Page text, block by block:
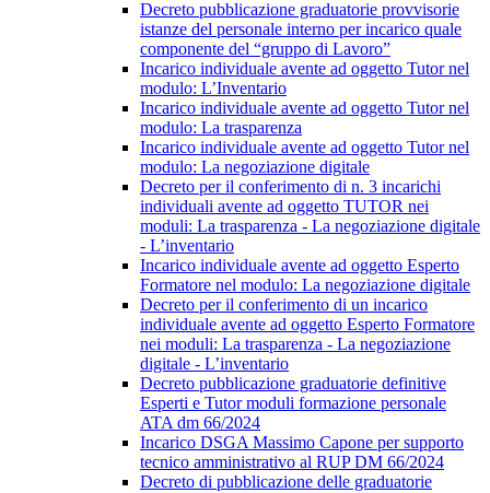
Decreto pubblicazione graduatorie provvisorie
istanze del personale interno per incarico quale
componente del “gruppo di Lavoro”
Incarico individuale avente ad oggetto Tutor nel
modulo: L’Inventario
Incarico individuale avente ad oggetto Tutor nel
modulo: La trasparenza
Incarico individuale avente ad oggetto Tutor nel
modulo: La negoziazione digitale
Decreto per il conferimento di n. 3 incarichi
individuali avente ad oggetto TUTOR nei
moduli: La trasparenza - La negoziazione digitale
- L’inventario
Incarico individuale avente ad oggetto Esperto
Formatore nel modulo: La negoziazione digitale
Decreto per il conferimento di un incarico
individuale avente ad oggetto Esperto Formatore
nei moduli: La trasparenza - La negoziazione
digitale - L’inventario
Decreto pubblicazione graduatorie definitive
Esperti e Tutor moduli formazione personale
ATA dm 66/2024
Incarico DSGA Massimo Capone per supporto
tecnico amministrativo al RUP DM 66/2024
Decreto di pubblicazione delle graduatorie